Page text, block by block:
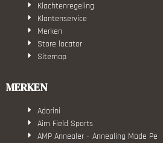
Klachtenregeling
Klantenservice
Merken
Store locator
Sitemap
MERKEN
Adorini
Aim Field Sports
AMP Annealer – Annealing Made Pe